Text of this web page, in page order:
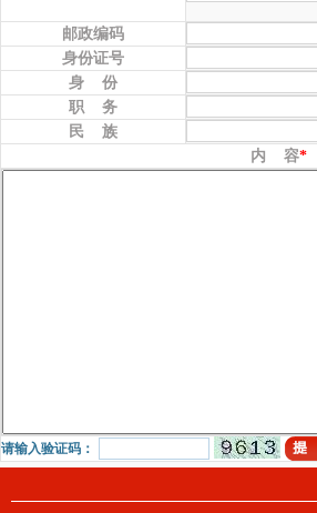
邮政编码
身份证号
身 份
职 务
民 族
内 容*
请输入验证码：